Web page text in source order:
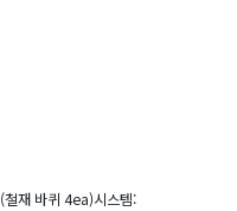
재 바퀴 4ea)시스템: